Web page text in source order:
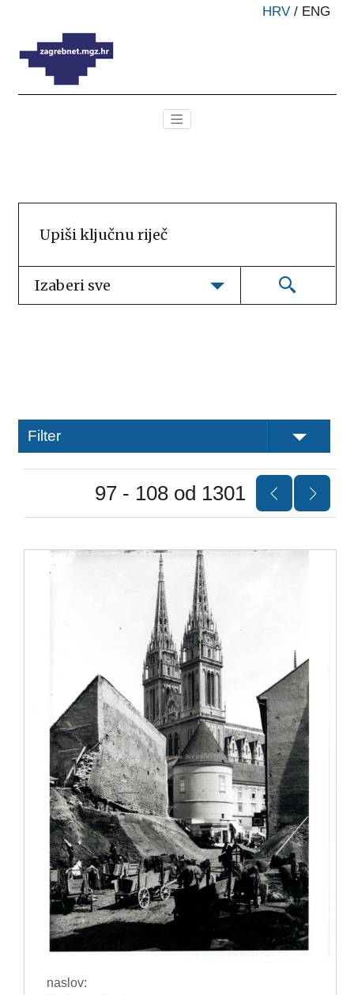
HRV / ENG
Izaberi sve
Filter
97 - 108 od 1301
naslov: